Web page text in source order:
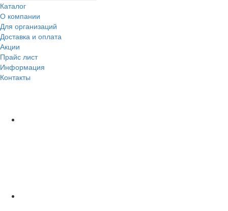
Каталог
О компании
Для организаций
Доставка и оплата
Акции
Прайс лист
Информация
Контакты